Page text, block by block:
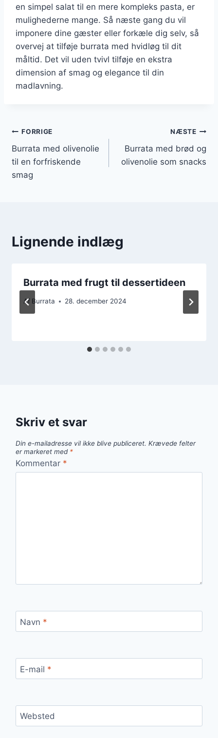
en simpel salat til en mere kompleks pasta, er
mulighederne mange. Så næste gang du vil
imponere dine gæster eller forkæle dig selv, så
overvej at tilføje burrata med hvidløg til dit
måltid. Det vil uden tvivl tilføje en ekstra
dimension af smag og elegance til din
madlavning.
Indlægsnavigation
FORRIGE
Burrata med olivenolie
til en forfriskende
smag
NÆSTE
Burrata med brød og
olivenolie som snacks
Lignende indlæg
Burrata med frugt til dessertideen
Af Burrata 28. december 2024
Skriv et svar
Din e-mailadresse vil ikke blive publiceret. Krævede felter
er markeret med *
Kommentar *
Navn *
E-mail *
Websted